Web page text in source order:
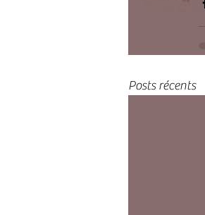
Posts récents